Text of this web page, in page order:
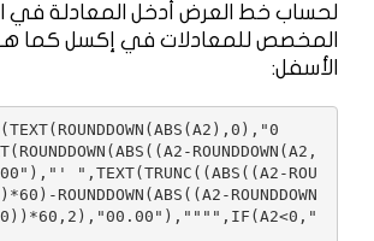
لحساب خط العرض أدخل المعادلة في
المخصص للمعادلات في إكسل كما
الأسفل:
ROUNDDOWN(A2,
",TEXT(TRUNC((ABS((A2-ROU
ROUNDDOWN(ABS((A2-ROUNDDOWN